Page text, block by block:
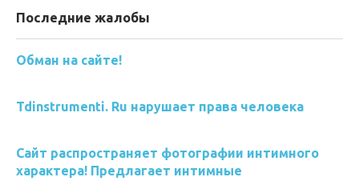
Последние жалобы
Обман на сайте!
Tdinstrumenti. Ru нарушает права человека
Сайт распространяет фотографии интимного
характера! Предлагает интимные